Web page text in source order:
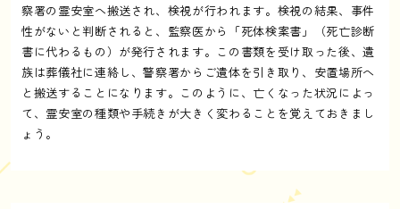
察署の霊安室へ搬送され、検視が行われます。検視の結果、事件
性がないと判断されると、監察医から「死体検案書」（死亡診断
書に代わるもの）が発行されます。この書類を受け取った後、遺
族は葬儀社に連絡し、警察署からご遺体を引き取り、安置場所へ
と搬送することになります。このように、亡くなった状況によっ
て、霊安室の種類や手続きが大きく変わることを覚えておきまし
ょう。